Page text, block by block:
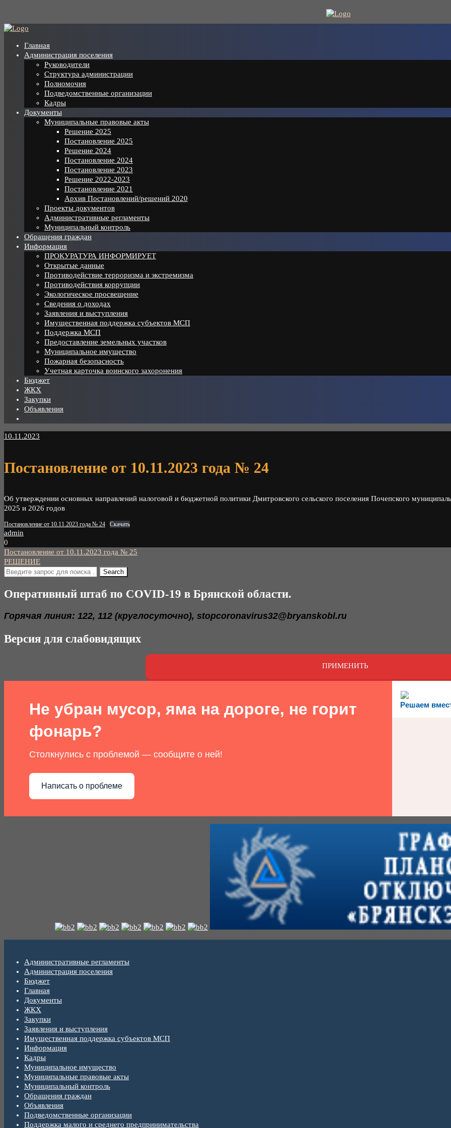
content
Главная
Администрация поселения
Руководители
Структура администрации
Полномочия
Подведомственные организации
Кадры
Документы
Муниципальные правовые акты
Решение 2025
Постановление 2025
Решение 2024
Постановление 2024
Постановление 2023
Решение 2022-2023
Постановление 2021
Архив Постановлений/решений 2020
Проекты документов
Административные регламенты
Муниципальный контроль
Обращения граждан
Информация
ПРОКУРАТУРА ИНФОРМИРУЕТ
Открытые данные
Противодействие терроризма и экстремизма
Противодействия коррупции
Экологическое просвещение
Сведения о доходах
Заявления и выступления
Имущественная поддержка субъектов МСП
Поддержка МСП
Предоставление земельных участков
Муниципальное имущество
Пожарная безопасность
Учетная карточка воинского захоронения
Бюджет
ЖКХ
Закупки
Объявления
10.11.2023
Постановление от 10.11.2023 года № 24
Об утверждении основных направлений налоговой и бюджетной политики Дмитровского сельского поселения Почепского
2025 и 2026 годов
Постановление от 10.11.2023 года № 24 Скачать
admin
0
Навигация
по
Постановление от 10.11.2023 года № 25
РЕШЕНИЕ
Оперативный штаб по COVID-19 в Брянской области.
Горячая линия: 122, 112 (круглосуточно), stopcoronavirus32@bryanskobl.ru
Версия для слабовидящих
ПРИМЕНИТЬ
Решаем
Не убран мусор, яма на дороге, не горит
фонарь?
Столкнулись с проблемой — сообщите о ней!
Написать о проблеме
Административные регламенты
Администрация поселения
Бюджет
Главная
Документы
ЖКХ
Закупки
Заявления и выступления
Имущественная поддержка субъектов МСП
Информация
Кадры
Муниципальное имущество
Муниципальные правовые акты
Муниципальный контроль
Обращения граждан
Объявления
Подведомственные организации
Поддержка малого и среднего предпринимательства